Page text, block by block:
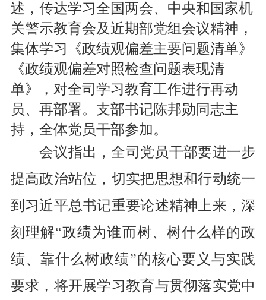
述，传达学习全国两会、中央和国家机
关警示教育会及近期部党组会议精神，
集体学习
《政绩观偏差主要问题清单》
《政绩观偏差对照检查问题表现清
单》，对全司学习教育工作进行再动
员、再部署。支部书记陈邦勋同志主
持，全体党员干部参加。
会议指出 ，全司党员干部要进一步
提高政治站位， 切实把思想和行动统一
到习近平总书记重要论述精神上来，深
刻理解“政绩为谁而树、树什么样的政
绩、靠什么树政绩”的核心要义与实践
要求 ， 将开展学习教育与贯彻落实党中